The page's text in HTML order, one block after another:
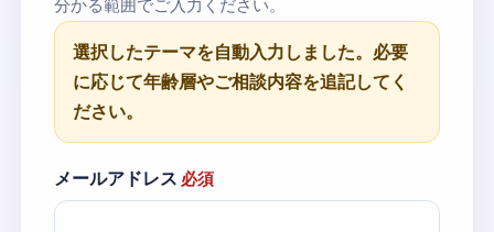
分かる範囲でご入力ください。
選択したテーマを自動入力しました。必要
に応じて年齢層やご相談内容を追記してく
ださい。
メールアドレス 必須